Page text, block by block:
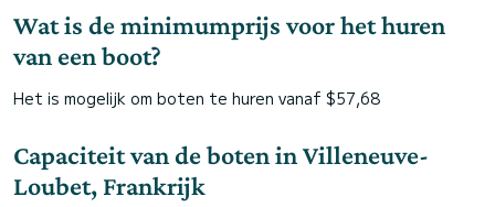
Wat is de minimumprijs voor het huren
van een boot?
Het is mogelijk om boten te huren vanaf $57,68
Capaciteit van de boten in Villeneuve-
Loubet, Frankrijk